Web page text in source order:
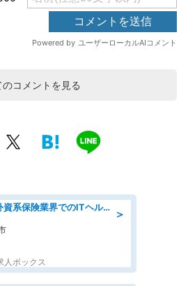
のコメントを見る
＞
ヘルプデスク/外資系保険業界でのITヘルプデスク業務/駅近/即日勤務可/ヘルプデスク
人ボックス